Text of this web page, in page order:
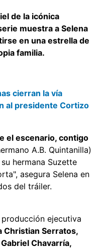
de la icónica
muestra a Selena
en una estrella de
familia.
cierran la vía
al presidente Cortizo
el escenario, contigo
A.B. Quintanilla)
hermana Suzette
asegura Selena en
del tráiler.
ejecutiva
Christian Serratos,
Chavarría,